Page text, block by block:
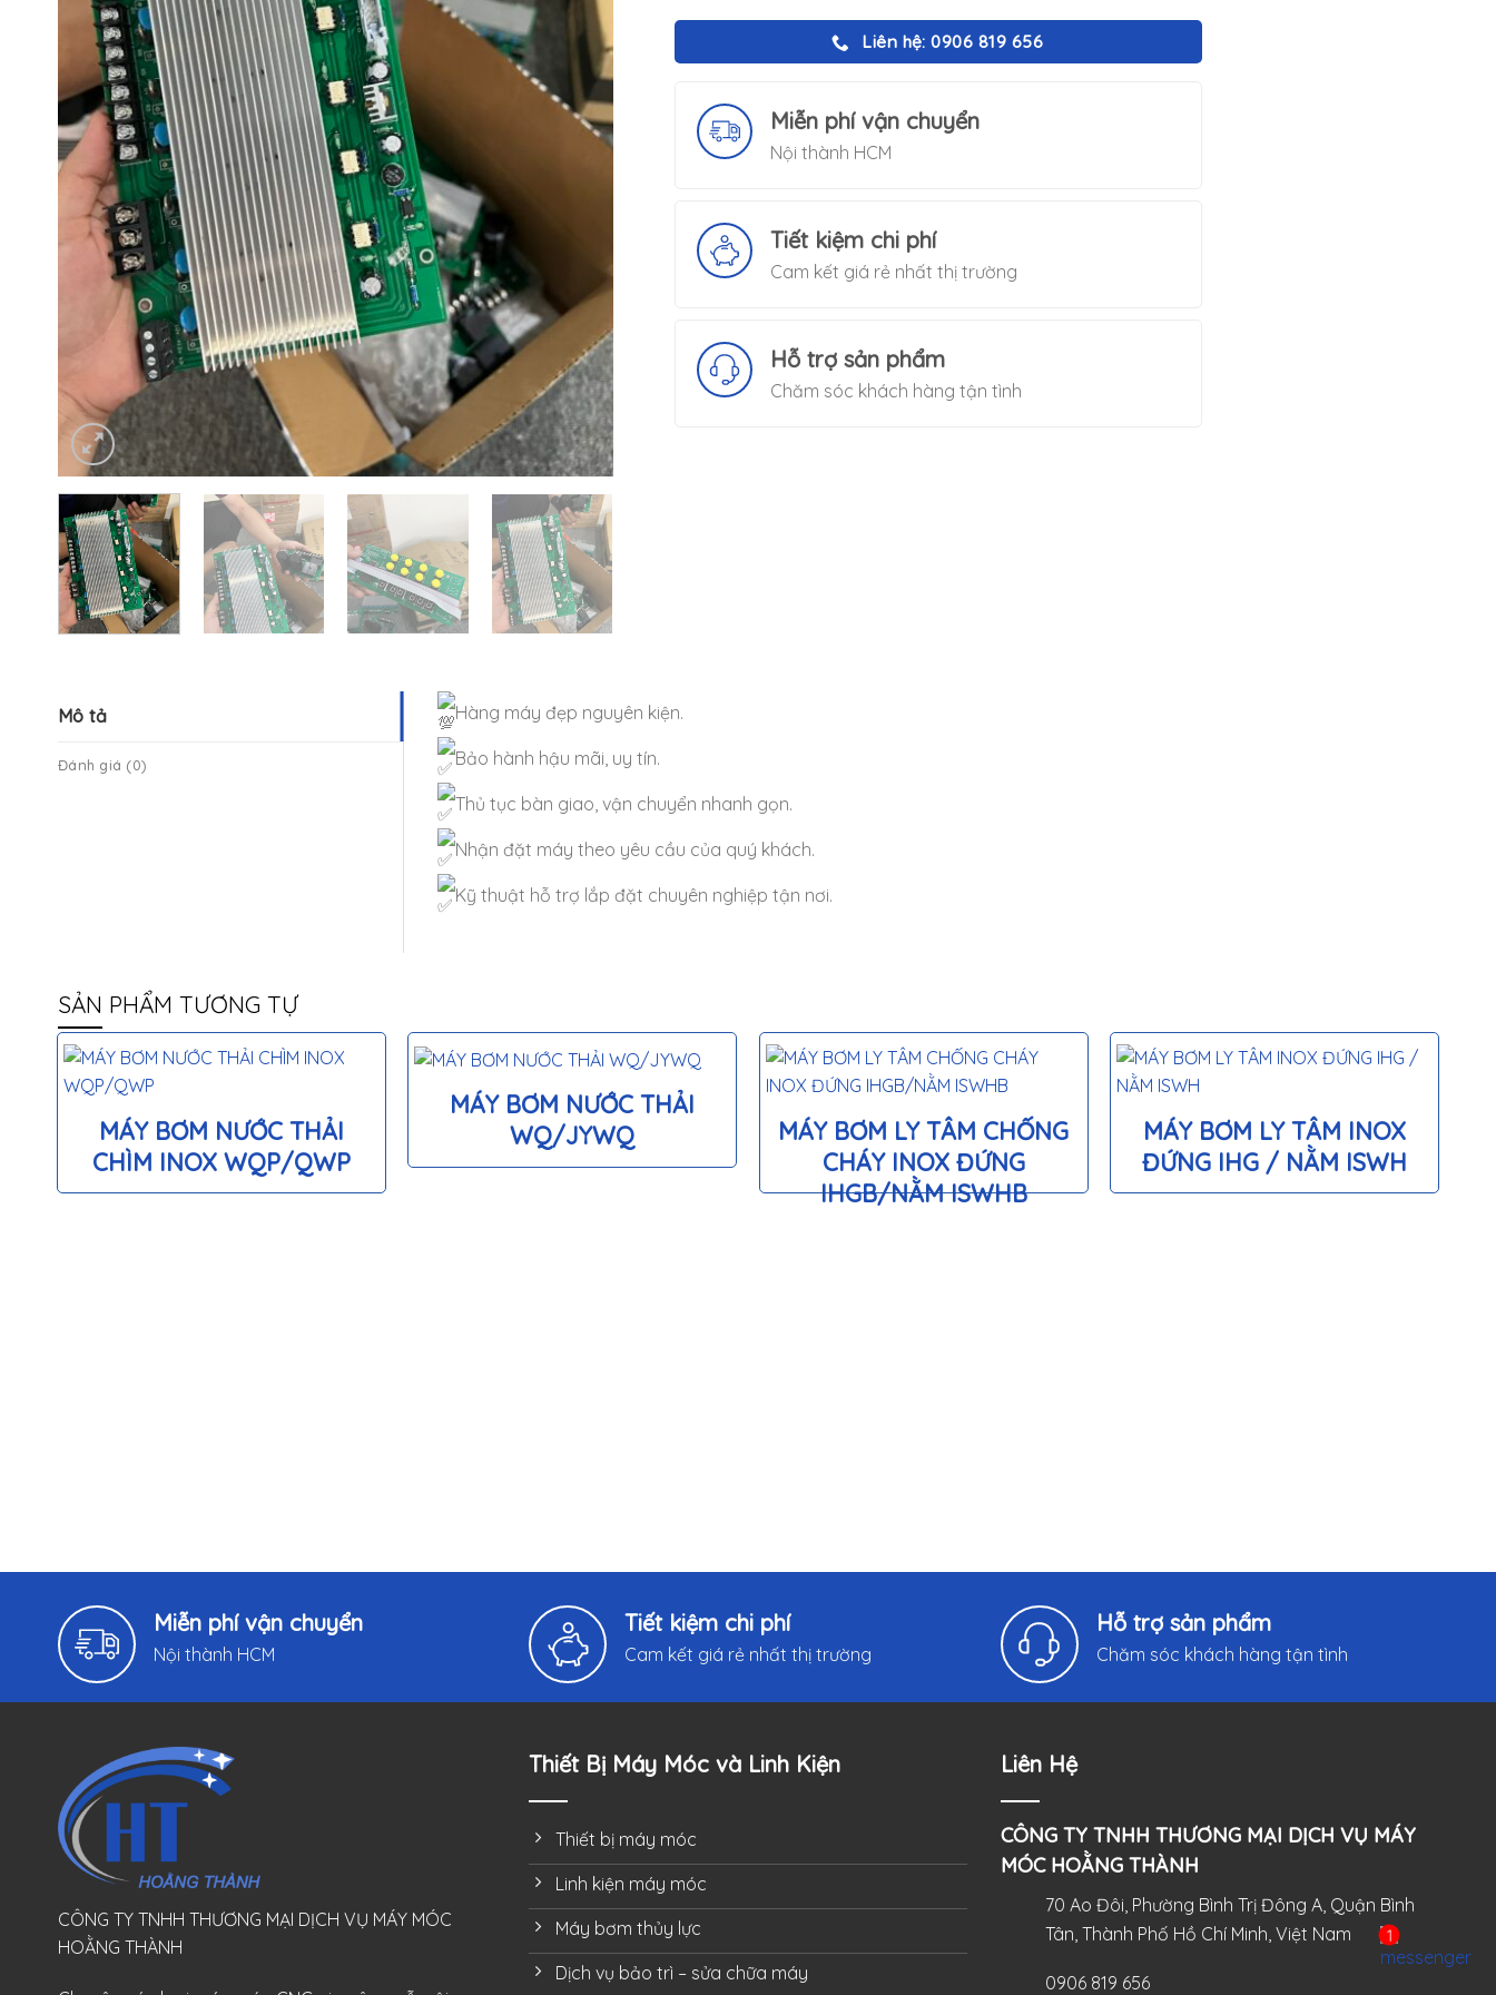
Liên hệ: 0906 819 656
Miễn phí vận chuyển
Nội thành HCM
Tiết kiệm chi phí
Cam kết giá rẻ nhất thị trường
Hỗ trợ sản phẩm
Chăm sóc khách hàng tận tình
Mô tả
Đánh giá (0)
Hàng máy đẹp nguyên kiện.
Bảo hành hậu mãi, uy tín.
Thủ tục bàn giao, vận chuyển nhanh gọn.
Nhận đặt máy theo yêu cầu của quý khách.
Kỹ thuật hỗ trợ lắp đặt chuyên nghiệp tận nơi.
SẢN PHẨM TƯƠNG TỰ
MÁY BƠM NƯỚC THẢI
CHÌM INOX WQP/QWP
MÁY BƠM NƯỚC THẢI
WQ/JYWQ
MÁY BƠM LY TÂM CHỐNG
CHÁY INOX ĐỨNG
IHGB/NẰM ISWHB
MÁY BƠM LY TÂM INOX
ĐỨNG IHG / NẰM ISWH
Miễn phí vận chuyển
Nội thành HCM
Tiết kiệm chi phí
Cam kết giá rẻ nhất thị trường
Hỗ trợ sản phẩm
Chăm sóc khách hàng tận tình
CÔNG TY TNHH THƯƠNG MẠI DỊCH VỤ MÁY MÓC
HOẰNG THÀNH
Thiết Bị Máy Móc và Linh Kiện
Thiết bị máy móc
Linh kiện máy móc
Máy bơm thủy lực
Dịch vụ bảo trì – sửa chữa máy
Liên Hệ
CÔNG TY TNHH THƯƠNG MẠI DỊCH VỤ MÁY
MÓC HOẰNG THÀNH
70 Ao Đôi, Phường Bình Trị Đông A, Quận Bình
Tân, Thành Phố Hồ Chí Minh, Việt Nam
0906 819 656